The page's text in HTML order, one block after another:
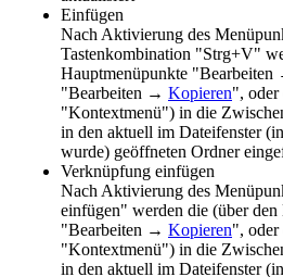
Einfügen
Nach Aktivierung des
Tastenkombination "Strg+V"
Hauptmenüpunkte "Bearbeiten
"Bearbeiten → Kopieren", oder
"Kontextmenü") in die
in den aktuell im Dateifenster
wurde) geöffneten Ordner
Verknüpfung einfügen
Nach Aktivierung des
einfügen" werden die (über
"Bearbeiten → Kopieren", oder
"Kontextmenü") in die
in den aktuell im Dateifenster